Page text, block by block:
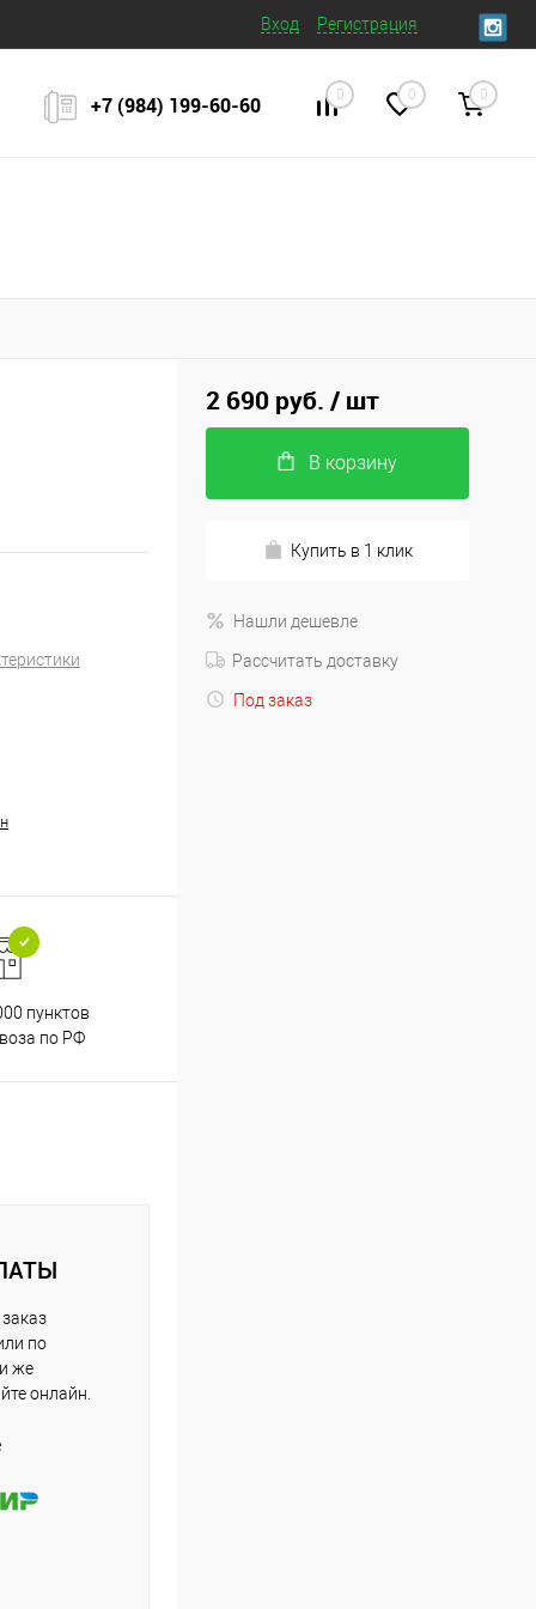
Вход Регистрация
+7 (984) 199‒60‒60 0 0 0
пунктов
по РФ
по
же
онлайн.
2 690 руб. / шт
В корзину
Купить в 1 клик
Нашли дешевле
Рассчитать доставку
Под заказ